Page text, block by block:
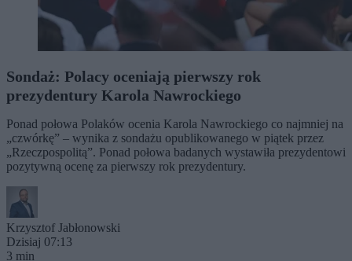
Sondaż: Polacy oceniają pierwszy rok
prezydentury Karola Nawrockiego
Ponad połowa Polaków ocenia Karola Nawrockiego co najmniej na
„czwórkę” – wynika z sondażu opublikowanego w piątek przez
„Rzeczpospolitą”. Ponad połowa badanych wystawiła prezydentowi
pozytywną ocenę za pierwszy rok prezydentury.
Krzysztof Jabłonowski
Dzisiaj 07:13
3 min